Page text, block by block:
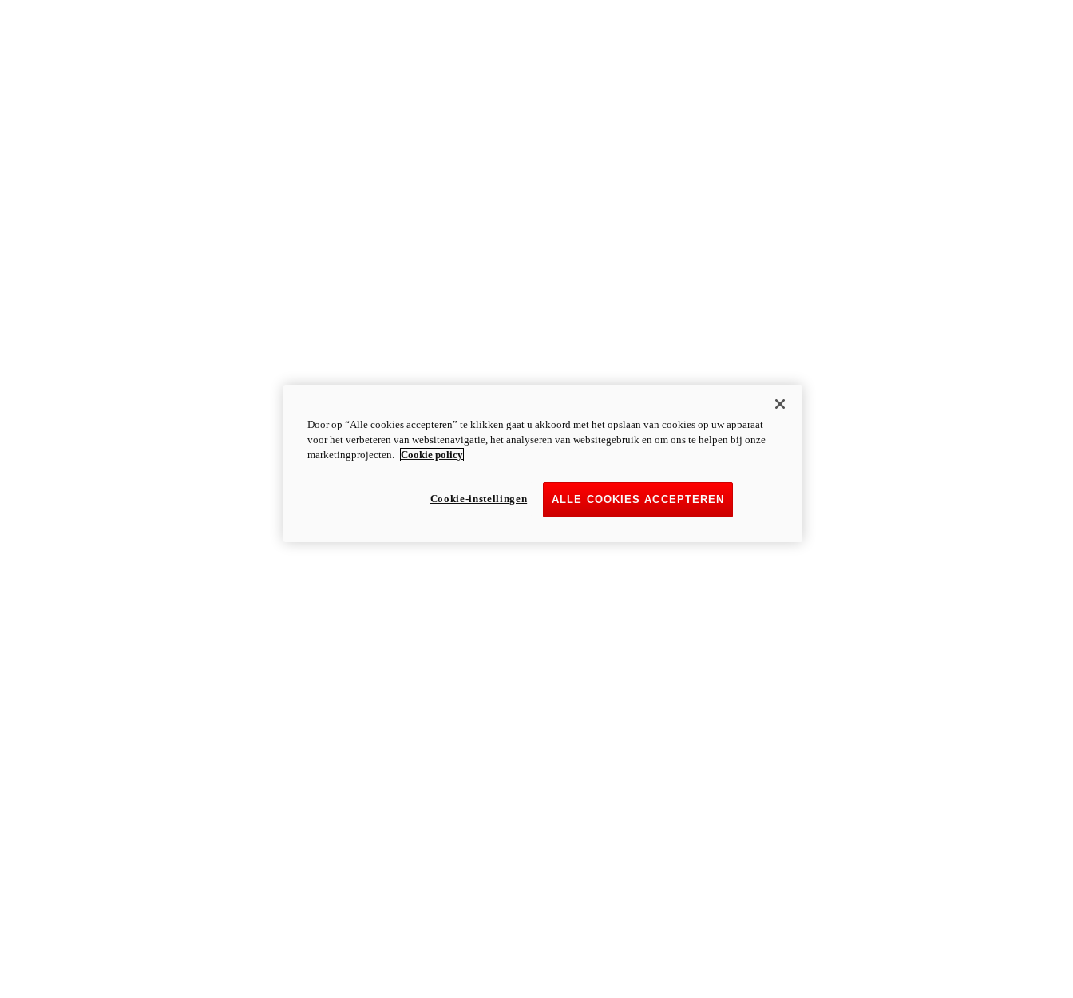
Door op “Alle cookies accepteren” te klikken gaat u akkoord met het opslaan van cookies op uw apparaat
voor het verbeteren van websitenavigatie, het analyseren van websitegebruik en om ons te helpen bij onze
marketingprojecten. Cookie policy
ALLE COOKIES ACCEPTEREN
Cookie-instellingen